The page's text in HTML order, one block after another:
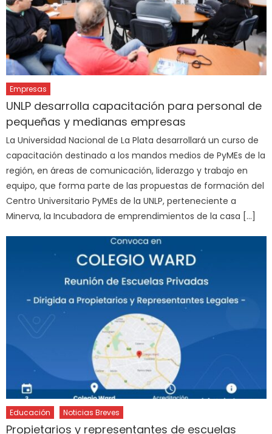
Empresas
UNLP desarrolla capacitación para personal de
pequeñas y medianas empresas
La Universidad Nacional de La Plata desarrollará un curso de
capacitación destinado a los mandos medios de PyMEs de la
región, en áreas de comunicación, liderazgo y trabajo en
equipo, que forma parte de las propuestas de formación del
Centro Universitario PyMEs de la UNLP, perteneciente a
Minerva, la Incubadora de emprendimientos de la casa […]
Educación Noticias Breves
Propietarios y representantes de escuelas